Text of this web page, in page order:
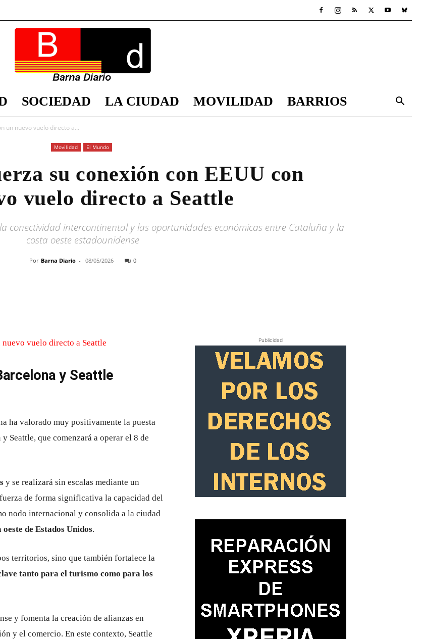
Diario
SOCIEDAD LA CIUDAD MOVILIDAD BARRIOS
un nuevo vuelo directo a...
Movilidad El Mundo
su conexión con EEUU con
vuelo directo a Seattle
conectividad intercontinental y las oportunidades económicas entre Cataluña y la
costa oeste estadounidense
Por Barna Diario - 08/05/2026 0
y Seattle
ha valorado muy positivamente la puesta
y Seattle, que comenzará a operar el 8 de
y se realizará sin escalas mediante un
de forma significativa la capacidad del
nodo internacional y consolida a la ciudad
de Estados Unidos.
territorios, sino que también fortalece la
tanto para el turismo como para los
y fomenta la creación de alianzas en
y el comercio. En este contexto, Seattle
Publicidad